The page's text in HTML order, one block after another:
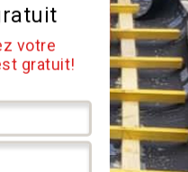
votre
gratuit!